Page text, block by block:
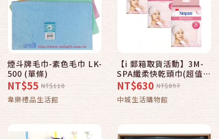
煙斗牌毛巾-素色毛巾 LK-
500 (單條)
NT$55 NT$110
韋樂禮品生活館
【i 郵箱取貨活動】3M-
SPA纖柔快乾頭巾(超值3
入組)
NT$630 NT$897
中城生活購物館